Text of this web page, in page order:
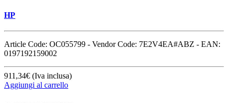
HP
Article Code: OC055799 - Vendor Code: 7E2V4EA#ABZ - EAN:
0197192159002
911,34€ (Iva inclusa)
Aggiungi al carrello